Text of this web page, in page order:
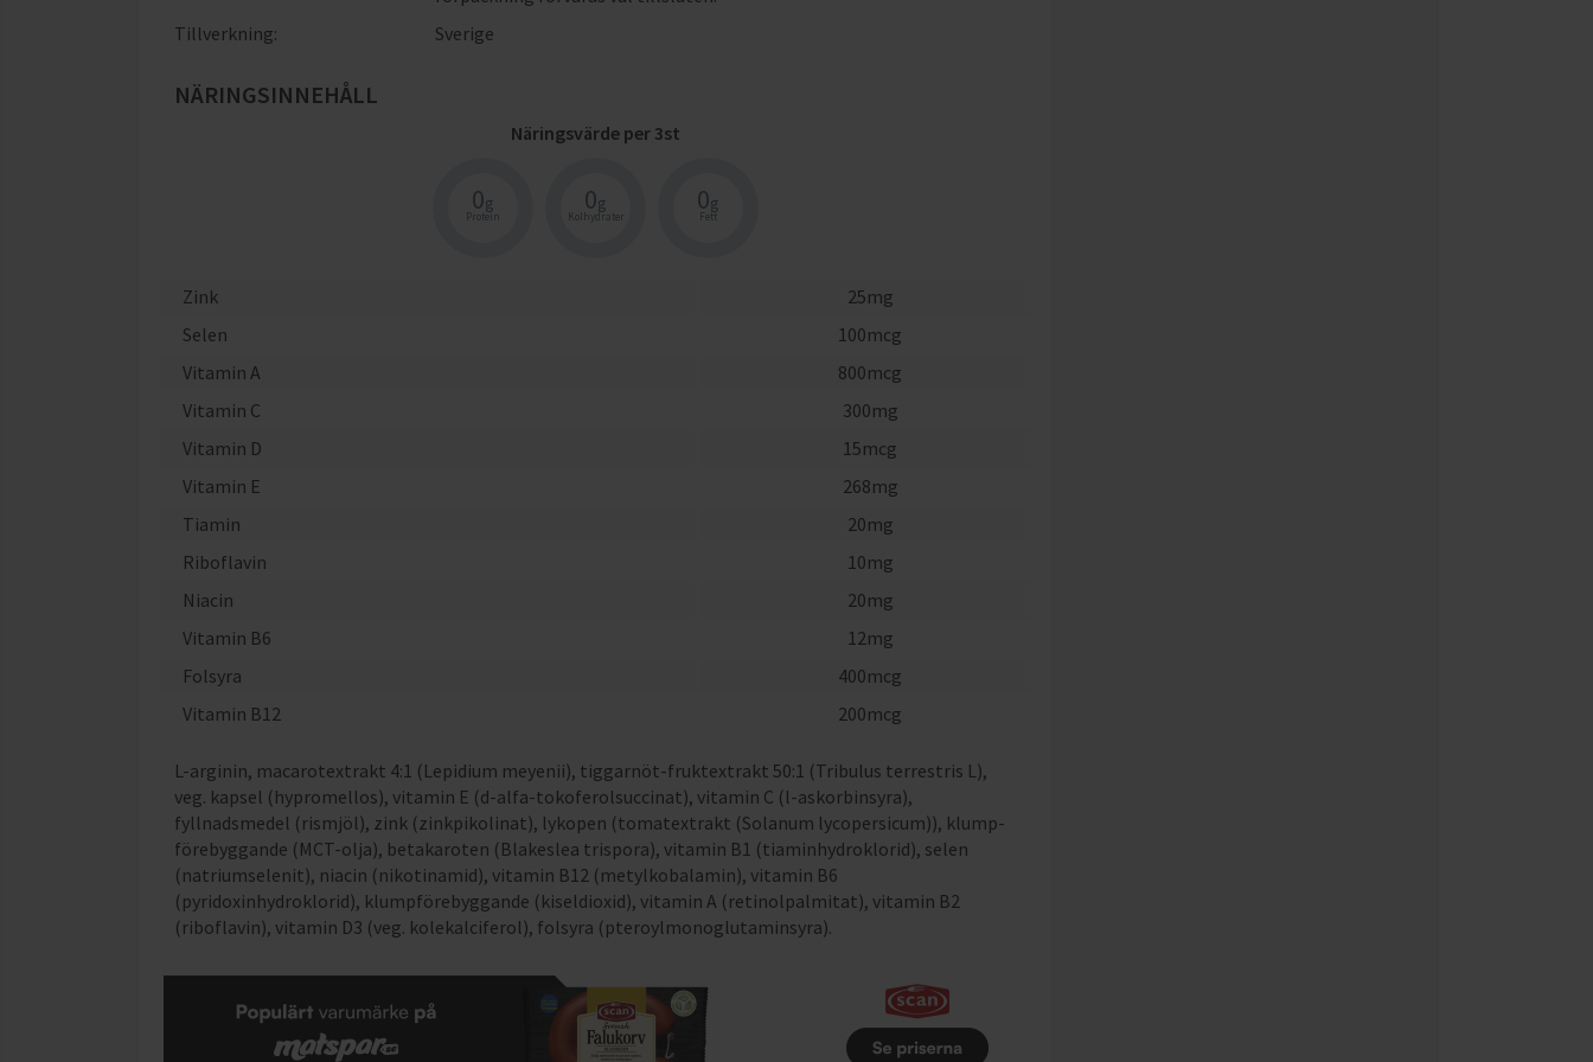
Tillverkning:
Sverige
NÄRINGSINNEHÅLL
Näringsvärde per 3st
0g
Protein
0g
Kolhydrater
0g
Fett
Zink 25mg
Selen
100mcg
Vitamin A
800mcg
Vitamin C
300mg
Vitamin D
15mcg
Vitamin E
268mg
Tiamin
20mg
Riboflavin
10mg
Niacin
20mg
Vitamin B6
12mg
Folsyra
400mcg
Vitamin B12
200mcg
L-arginin, macarotextrakt 4:1 (Lepidium meyenii), tiggarnöt-fruktextrakt 50:1 (Tribulus terrestris L),
veg. kapsel (hypromellos), vitamin E (d-alfa-tokoferolsuccinat), vitamin C (l-askorbinsyra),
fyllnadsmedel (rismjöl), zink (zinkpikolinat), lykopen (tomatextrakt (Solanum lycopersicum)), klump-
förebyggande (MCT-olja), betakaroten (Blakeslea trispora), vitamin B1 (tiaminhydroklorid), selen
(natriumselenit), niacin (nikotinamid), vitamin B12 (metylkobalamin), vitamin B6
(pyridoxinhydroklorid), klumpförebyggande (kiseldioxid), vitamin A (retinolpalmitat), vitamin B2
(riboflavin), vitamin D3 (veg. kolekalciferol), folsyra (pteroylmonoglutaminsyra).